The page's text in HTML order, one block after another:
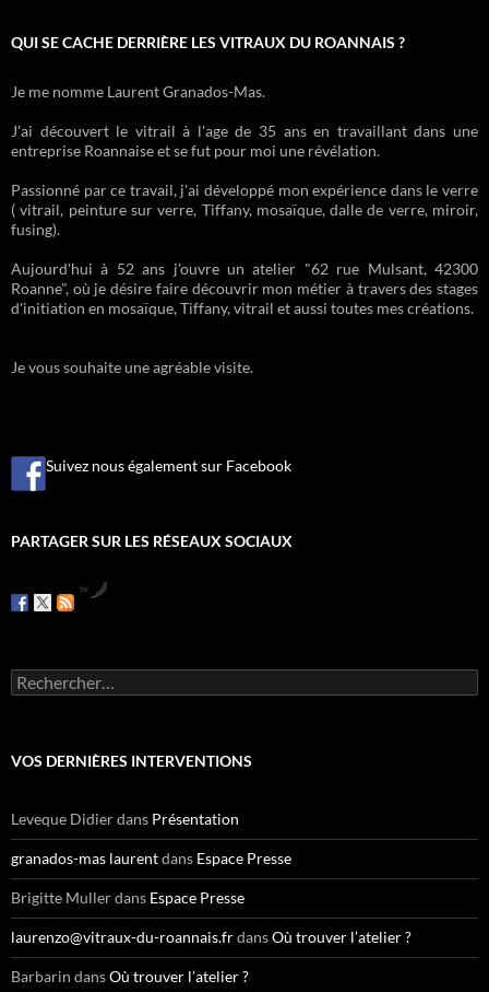
QUI SE CACHE DERRIÈRE LES VITRAUX DU ROANNAIS ?
Je me nomme Laurent Granados-Mas.
J'ai découvert le vitrail à l'age de 35 ans en travaillant dans une
entreprise Roannaise et se fut pour moi une révélation.
Passionné par ce travail, j'ai développé mon expérience dans le verre
( vitrail, peinture sur verre, Tiffany, mosaïque, dalle de verre, miroir,
fusing).
Aujourd'hui à 52 ans j'ouvre un atelier "62 rue Mulsant, 42300
Roanne", où je désire faire découvrir mon métier à travers des stages
d'initiation en mosaïque, Tiffany, vitrail et aussi toutes mes créations.
Je vous souhaite une agréable visite.
Suivez nous également sur Facebook
PARTAGER SUR LES RÉSEAUX SOCIAUX
by
R
e
e
h
e
r
:
VOS DERNIÈRES INTERVENTIONS
Leveque Didierdans Présentation
granados-mas laurentdans Espace Presse
Brigitte Mullerdans Espace Presse
laurenzo@vitraux-du-roannais.frdansOù trouver l’atelier ?
Barbarin dansOù trouver l’atelier ?